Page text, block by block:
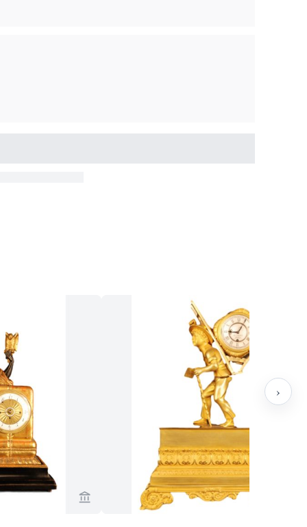
Brug CollectionBekijk verkoperspagina van Van Brug
›